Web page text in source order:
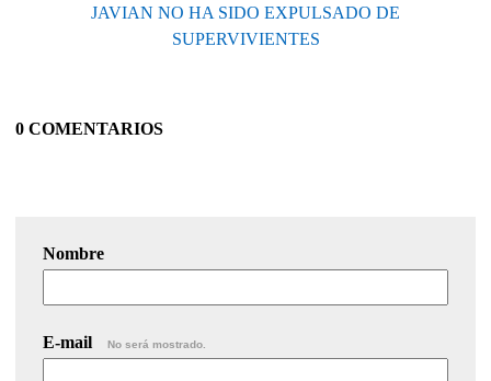
JAVIAN NO HA SIDO EXPULSADO DE
SUPERVIVIENTES
0 COMENTARIOS
Nombre
E-mail No será mostrado.